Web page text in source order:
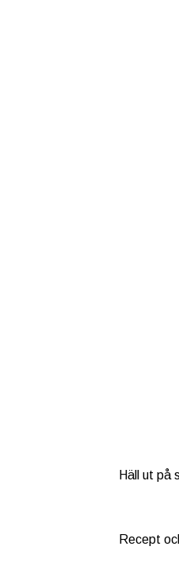
Häll ut på
Recept